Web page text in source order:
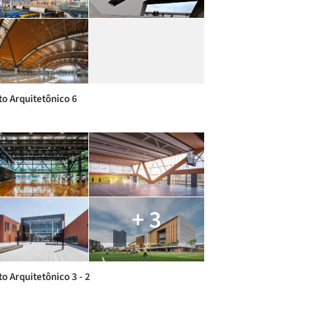
Arquitetônico 6
+ 3
Arquitetônico 3 - 2